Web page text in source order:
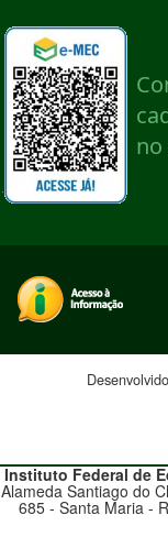
Instituto Federal de
Alameda Santiago do
685 - Santa Maria -